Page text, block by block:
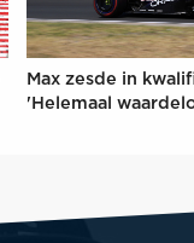
Max zesde in
'Helemaal